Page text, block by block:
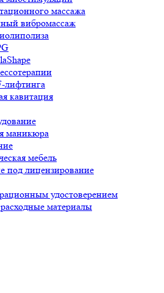
массажа
вибромассаж
лифтинга
кавитация
маникюра
мебель
под лицензирование
удостоверением
материалы